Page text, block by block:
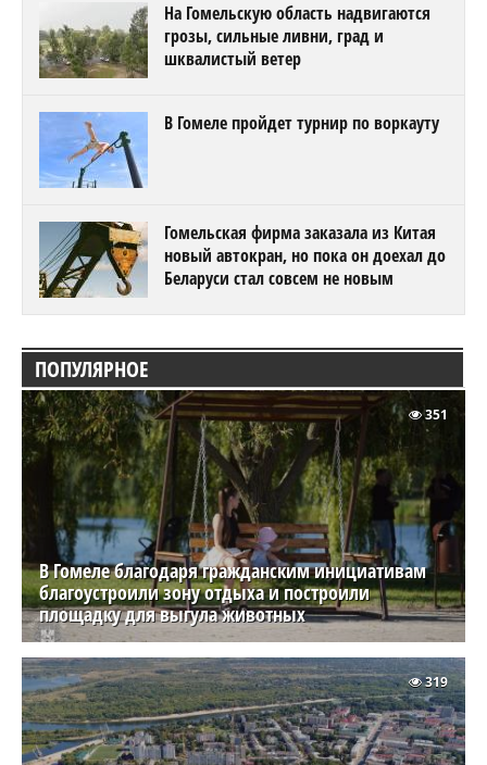
На Гомельскую область надвигаются
грозы, сильные ливни, град и
шквалистый ветер
В Гомеле пройдет турнир по воркауту
Гомельская фирма заказала из Китая
новый автокран, но пока он доехал до
Беларуси стал совсем не новым
ПОПУЛЯРНОЕ
В Гомеле благодаря гражданским инициативам
благоустроили зону отдыха и построили
площадку для выгула животных
351
319